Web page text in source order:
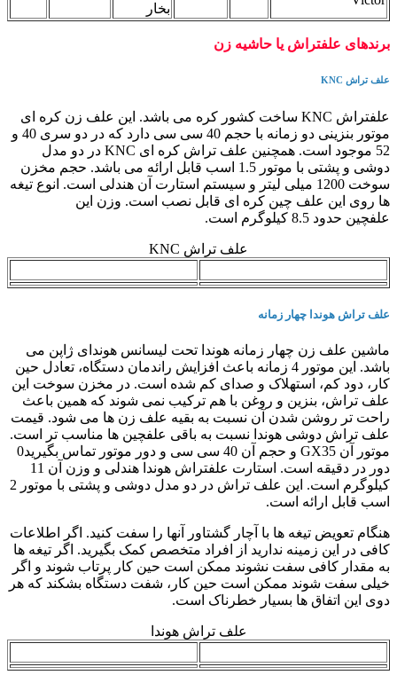
بخار
برندهای علفتراش یا حاشیه زن
علف تراش KNC
علفتراش KNC ساخت کشور کره می باشد. این علف زن کره ای
موتور بنزینی دو زمانه با حجم 40 سی سی دارد که در دو سری 40 و
52 موجود است. همچنین علف تراش کره ای KNC در دو مدل
دوشی و پشتی با موتور 1.5 اسب قابل ارائه می باشد. حجم مخزن
سوخت 1200 میلی لیتر و سیستم استارت آن هندلی است. انوع تیغه
ها روی این علف چین کره ای قابل نصب است. وزن این
علفچین حدود 8.5 کیلوگرم است.
علف تراش KNC
علف تراش هوندا چهار زمانه
ماشین علف زن چهار زمانه هوندا تحت لیسانس هوندای ژاپن می
باشد. این موتور 4 زمانه باعث افزایش راندمان دستگاه، تعادل حین
کار، دود کم، استهلاک و صدای کم شده است. در مخزن سوخت این
علف تراش، بنزین و روغن با هم ترکیب نمی شوند که همین باعث
راحت تر روشن شدن آن نسبت به بقیه علف زن ها می شود. قیمت
علف تراش دوشی هوندا نسبت به باقی علفچین ها مناسب تر است.
موتور آن GX35 و حجم آن 40 سی سی و دور موتور تماس بگیرید0
دور در دقیقه است. استارت علفتراش هوندا هندلی و وزن آن 11
کیلوگرم است. این علف تراش در دو مدل دوشی و پشتی با موتور 2
اسب قابل ارائه است.
هنگام تعویض تیغه ها با آچار گشتاور آنها را سفت کنید. اگر اطلاعات
کافی در این زمینه ندارید از افراد متخصص کمک بگیرید. اگر تیغه ها
به مقدار کافی سفت نشوند ممکن است حین کار پرتاب شوند و اگر
خیلی سفت شوند ممکن است حین کار، شفت دستگاه بشکند که هر
دوی این اتفاق ها بسیار خطرناک است.
علف تراش هوندا